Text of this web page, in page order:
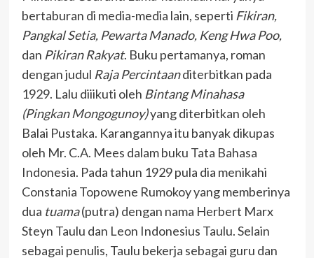
bertaburan di media-media lain, seperti Fikiran,
Pangkal Setia, Pewarta Manado, Keng Hwa Poo,
dan Pikiran Rakyat. Buku pertamanya, roman
dengan judul Raja Percintaanditerbitkan pada
1929. Lalu diiikuti oleh Bintang Minahasa
(Pingkan Mongogunoy)yang diterbitkan oleh
Balai Pustaka. Karangannya itu banyak dikupas
oleh Mr. C.A. Mees dalam buku Tata Bahasa
Indonesia. Pada tahun 1929 pula dia menikahi
Constania Topowene Rumokoy yang memberinya
dua tuama(putra) dengan nama Herbert Marx
Steyn Taulu dan Leon Indonesius Taulu. Selain
sebagai penulis, Taulu bekerja sebagai guru dan